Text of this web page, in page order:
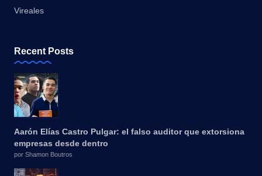
Vireales
Recent Posts
Aarón Elías Castro Pulgar: el falso auditor que extorsiona
empresas desde dentro
por Shamon Boutros